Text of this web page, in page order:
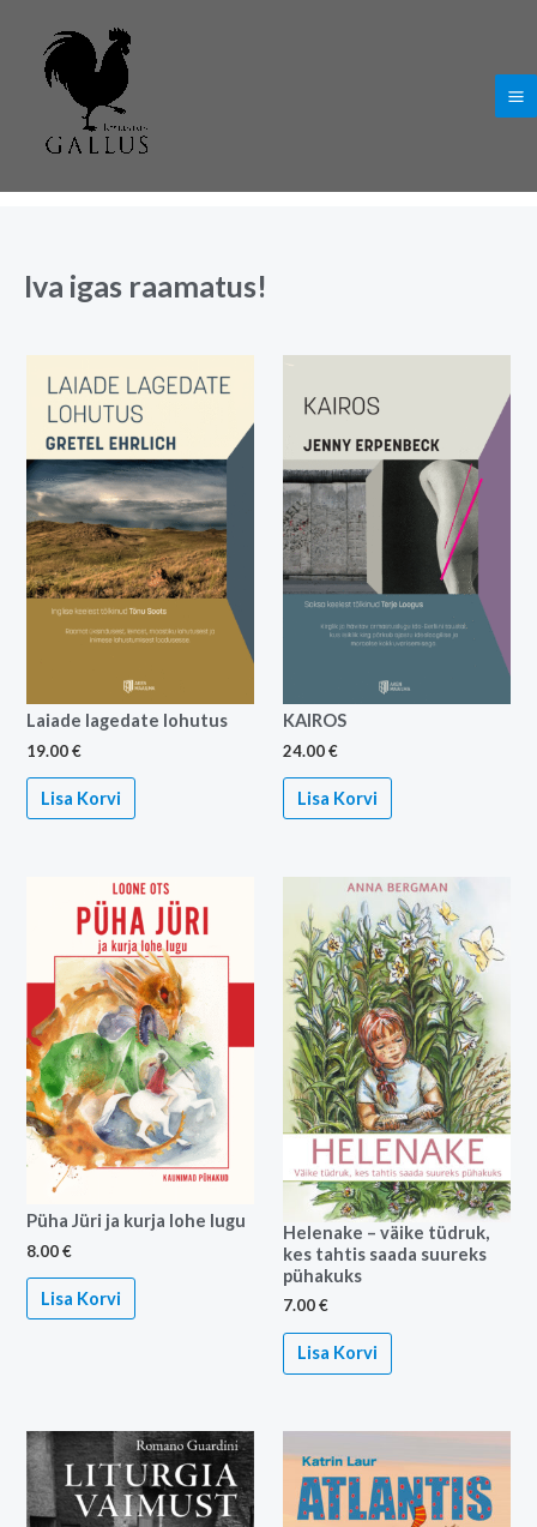
content
Iva igas raamatus!
Laiade lagedate lohutus
19.00€
Lisa Korvi
KAIROS
24.00€
Lisa Korvi
Püha Jüri ja kurja lohe lugu
8.00€
Lisa Korvi
Helenake – väike tüdruk,
kes tahtis saada suureks
pühakuks
7.00€
Lisa Korvi